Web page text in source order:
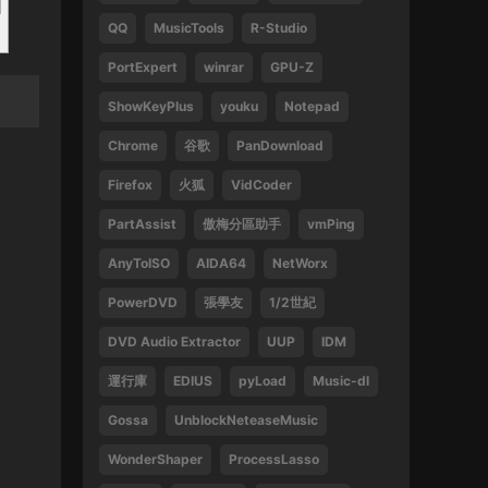
1
來源： 周傑倫 最偉大的作品
13829047375 • 2025-02-21
好
袁鳳瑛 天若有情
唱會香港站
13612396082 • 2024-09-27
感謝
來源： 林子祥&趙增熹 2013 絕對熹祥 演唱會 A
QQ MusicTools R-Studio
PortExpert winrar GPU-Z
ShowKeyPlus youku Notepad
Chrome 谷歌 PanDownload
Firefox 火狐 VidCoder
PartAssist 傲梅分區助手 vmPing
AnyToISO AIDA64 NetWorx
PowerDVD 張學友 1/2世紀
DVD Audio Extractor UUP IDM
運行庫 EDIUS pyLoad Music-dl
Gossa UnblockNeteaseMusic
WonderShaper ProcessLasso